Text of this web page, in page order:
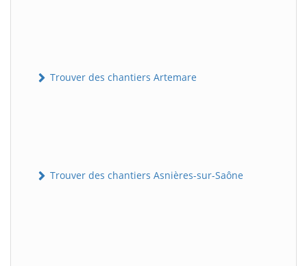
Trouver des chantiers Artemare
Trouver des chantiers Asnières-sur-Saône